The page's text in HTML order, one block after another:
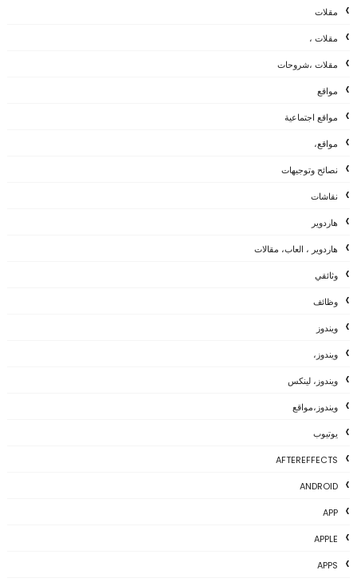
مقلات
مقلات ،
مقلات ،شروحات
مواقع
مواقع اجتماعية
مواقع،
نصائح وتوجيهات
نقاشات
هاردوير
هاردوير ، العاب، مقالات
وثائقي
وظائف
ويندوز
ويندوز،
ويندوز، لينكس
ويندوز،مواقع
يوتيوب
AFTEREFFECTS
ANDROID
APP
APPLE
APPS